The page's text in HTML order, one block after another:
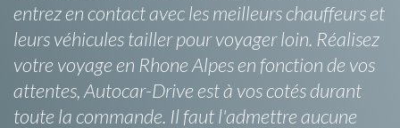
entrez en contact avec les meilleurs chauffeurs et
leurs véhicules tailler pour voyager loin. Réalisez
votre voyage en Rhone Alpes en fonction de vos
attentes, Autocar-Drive est à vos cotés durant
toute la commande. Il faut l'admettre aucune